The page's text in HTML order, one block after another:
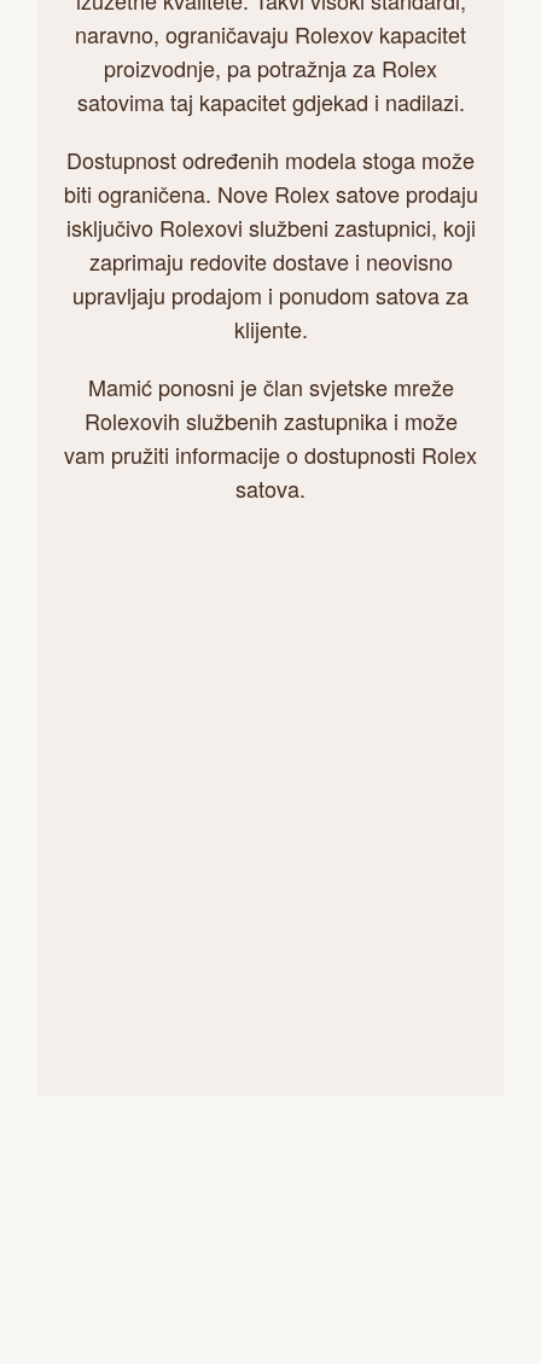
naravno, ograničavaju Rolexov kapacitet
proizvodnje, pa potražnja za Rolex
satovima taj kapacitet gdjekad i nadilazi.
Dostupnost određenih modela stoga može
biti ograničena. Nove Rolex satove prodaju
isključivo Rolexovi službeni zastupnici, koji
zaprimaju redovite dostave i neovisno
upravljaju prodajom i ponudom satova za
klijente.
Mamić ponosni je član svjetske mreže
Rolexovih službenih zastupnika i može
vam pružiti informacije o dostupnosti Rolex
satova.